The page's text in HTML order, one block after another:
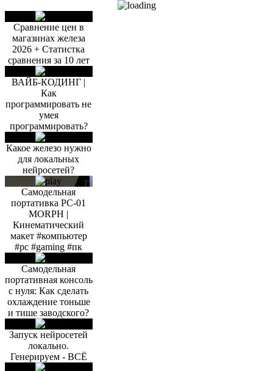
Сравнение цен в
магазинах железа
2026 + Статистка
сравнения за 10 лет
ВАЙБ-КОДИНГ |
Как
программировать не
умея
программировать?
Какое железо нужно
для локальных
нейросетей?
Самодельная
портативка PC-01
MORPH |
Кинематический
макет #компьютер
#pc #gaming #пк
Самодельная
портативная консоль
с нуля: Как сделать
охлаждение тоньше
и тише заводского?
Запуск нейросетей
локально.
Генерируем - ВСЁ